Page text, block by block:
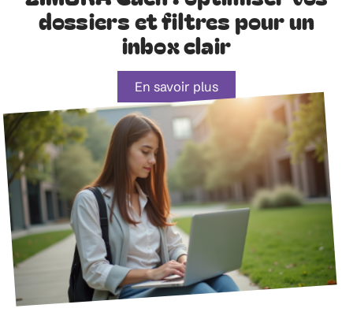
dossiers et filtres pour un
inbox clair
En savoir plus